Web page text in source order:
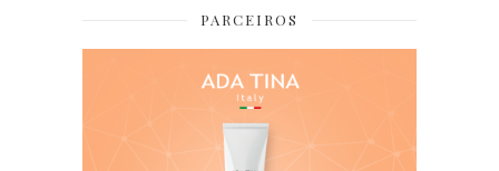
PARCEIROS